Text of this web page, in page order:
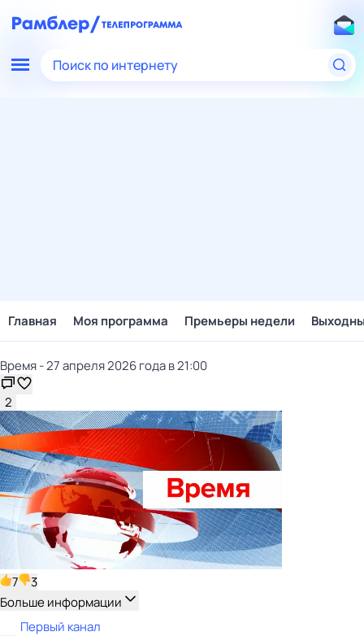
Поиск по интернету
Главная Моя программа Премьеры недели
Время - 27 апреля 2026 года в 21:00
2
7
3
Больше информации
Первый канал